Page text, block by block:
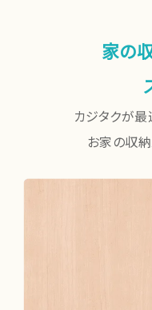
家の
カジタクが
お家の収